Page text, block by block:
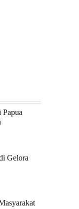
Papua
Gelora